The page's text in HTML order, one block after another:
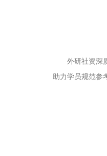
外研社资深
助力学员规范参